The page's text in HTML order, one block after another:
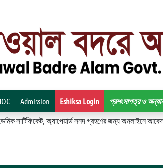
Admission Eshiksa Login প্রশংসাপত্র ও
সার্টিফিকেট, অ্যাপেয়ার্ড সনদ গ্রহণের জন্য অনলাইনে